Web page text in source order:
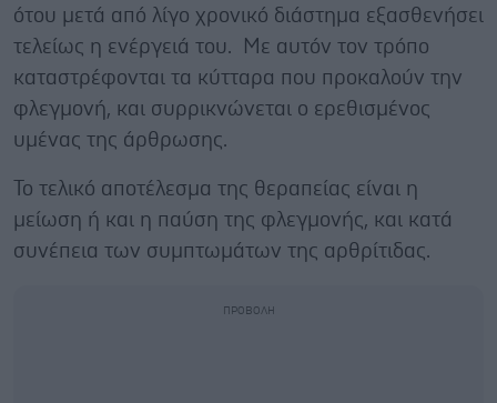
ότου μετά από λίγο χρονικό διάστημα εξασθενήσει
τελείως η ενέργειά του. Με αυτόν τον τρόπο
καταστρέφονται τα κύτταρα που προκαλούν την
φλεγμονή, και συρρικνώνεται ο ερεθισμένος
υμένας της άρθρωσης.
Το τελικό αποτέλεσμα της θεραπείας είναι η
μείωση ή και η παύση της φλεγμονής, και κατά
συνέπεια των συμπτωμάτων της αρθρίτιδας.